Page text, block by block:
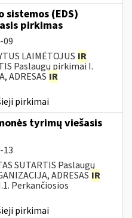
(EDS)
pirkimas
09
LAIMĖTOJUS IR
Paslaugų pirkimai I.
ADRESAS IR
pirkimai
tyrimų viešasis
13
SUTARTIS Paslaugų
ADRESAS IR
Perkančiosios
pirkimai